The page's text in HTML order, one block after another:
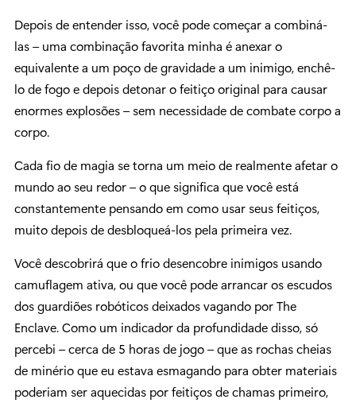
Depois de entender isso, você pode começar a combiná-
las – uma combinação favorita minha é anexar o
equivalente a um poço de gravidade a um inimigo, enchê-
lo de fogo e depois detonar o feitiço original para causar
enormes explosões – sem necessidade de combate corpo a
corpo.
Cada fio de magia se torna um meio de realmente afetar o
mundo ao seu redor – o que significa que você está
constantemente pensando em como usar seus feitiços,
muito depois de desbloqueá-los pela primeira vez.
Você descobrirá que o frio desencobre inimigos usando
camuflagem ativa, ou que você pode arrancar os escudos
dos guardiões robóticos deixados vagando por The
Enclave. Como um indicador da profundidade disso, só
percebi – cerca de 5 horas de jogo – que as rochas cheias
de minério que eu estava esmagando para obter materiais
poderiam ser aquecidas por feitiços de chamas primeiro,